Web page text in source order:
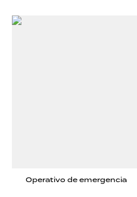
Operativo de emergencia